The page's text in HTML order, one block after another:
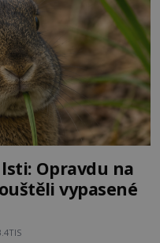
Opravdu na
vypasené